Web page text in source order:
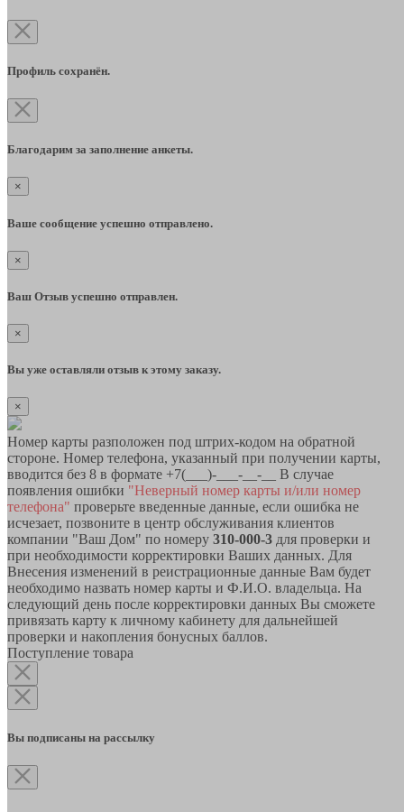
Профиль сохранён.
Благодарим за заполнение анкеты.
×
Ваше сообщение успешно отправлено.
×
Ваш Отзыв успешно отправлен.
×
Вы уже оставляли отзыв к этому заказу.
×
Номер карты разположен под штрих-кодом на обратной
стороне. Номер телефона, указанный при получении карты,
вводится без 8 в формате +7(___)-___-__-__ В случае
появления ошибки "Неверный номер карты и/или номер
телефона" проверьте введенные данные, если ошибка не
исчезает, позвоните в центр обслуживания клиентов
компании "Ваш Дом" по номеру 310-000-3 для проверки и
при необходимости корректировки Ваших данных. Для
Внесения изменений в реистрационные данные Вам будет
необходимо назвать номер карты и Ф.И.О. владельца. На
следующий день после корректировки данных Вы сможете
привязать карту к личному кабинету для дальнейшей
проверки и накопления бонусных баллов.
Поступление товара
Вы подписаны на рассылку